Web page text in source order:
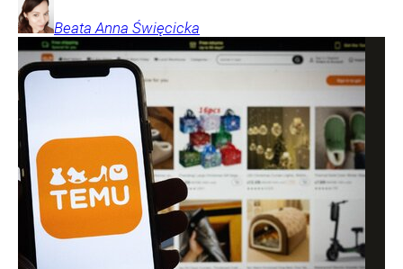
Beata Anna Święcicka